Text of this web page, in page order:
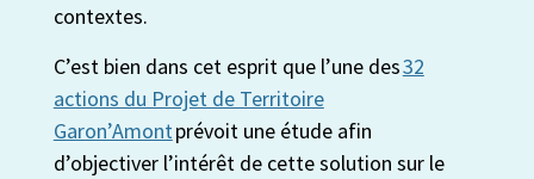
contextes.
C’est bien dans cet esprit que l’une des32
actions du Projet de Territoire
Garon’Amontprévoit une étude afin
d’objectiver l’intérêt de cette solution sur le